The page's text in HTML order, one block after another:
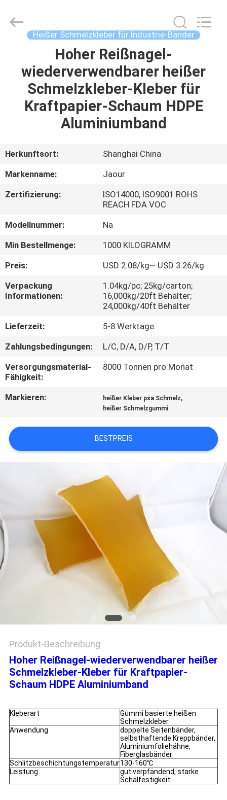
PRODUKTE
WERKSBESICHTIGUNG
QUALITÄTSKONTROLLE
KONTAKT
MIT
UNS
NEUIGKEITEN
RECHTSSACHEN
ANGEBOT
ANFORDERN
DATENSCHUTZRICHTLINIE
Adhesive
Products
Heißer Schmelzkleber für Industrie-Bänder
Hoher Reißnagel-
wiederverwendbarer heißer
Schmelzkleber-Kleber für
Kraftpapier-Schaum HDPE
Aluminiumband
Herkunftsort:
Shanghai China
Markenname:
Jaour
Zertifizierung:
ISO14000, ISO9001 ROHS
REACH FDA VOC
Modellnummer:
Na
Min Bestellmenge:
1000 KILOGRAMM
Preis:
USD 2.08/kg~ USD 3.26/kg
Verpackung
Informationen:
1.04kg/pc; 25kg/carton;
16,000kg/20ft Behälter;
24,000kg/40ft Behälter
Lieferzeit:
5-8 Werktage
Zahlungsbedingungen:
L/C, D/A, D/P, T/T
Versorgungsmaterial-
Fähigkeit:
8000 Tonnen pro Monat
Markieren: heißer Kleber psa Schmelz,
heißer Schmelzgummi
BESTPREIS
Produkt-Beschreibung
Hoher Reißnagel-wiederverwendbarer heißer
Schmelzkleber-Kleber für Kraftpapier-
Schaum HDPE Aluminiumband
Kleberart
Gummi basierte heißen
Schmelzkleber
Anwendung
doppelte Seitenbänder,
selbsthaftende Kreppbänder,
Aluminiumfoliehähne,
Fiberglasbänder
Schlitzbeschichtungstemperatur130-160℃
Leistung
gut verpfändend, starke
Schälfestigkeit